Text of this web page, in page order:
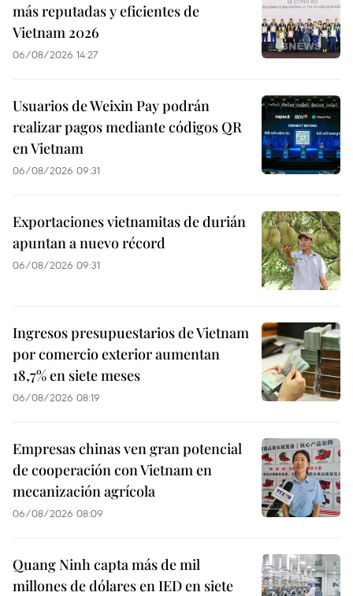
más reputadas y eficientes de
Vietnam 2026
06/08/2026 14:27
Usuarios de Weixin Pay podrán
realizar pagos mediante códigos QR
en Vietnam
06/08/2026 09:31
Exportaciones vietnamitas de durián
apuntan a nuevo récord
06/08/2026 09:31
Ingresos presupuestarios de Vietnam
por comercio exterior aumentan
18,7% en siete meses
06/08/2026 08:19
Empresas chinas ven gran potencial
de cooperación con Vietnam en
mecanización agrícola
06/08/2026 08:09
Quang Ninh capta más de mil
millones de dólares en IED en siete